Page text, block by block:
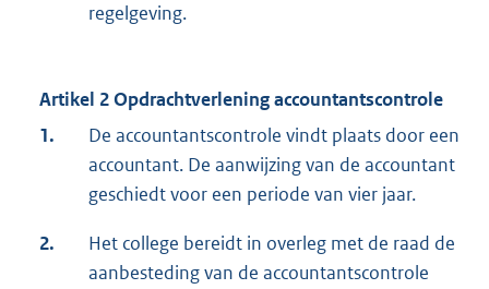
regelgeving.
Artikel 2 Opdrachtverlening accountantscontrole
1.
De accountantscontrole vindt plaats door een
accountant. De aanwijzing van de accountant
geschiedt voor een periode van vier jaar.
2.
Het college bereidt in overleg met de raad de
aanbesteding van de accountantscontrole